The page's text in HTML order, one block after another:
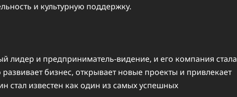
и культурную поддержку.
лидер и предприниматель-видение, и его компания стала
бизнес, открывает новые проекты и привлекает
стал известен как один из самых успешных